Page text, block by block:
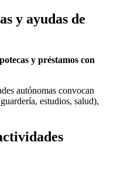
y ayudas de
y préstamos con
autónomas convocan
estudios, salud),